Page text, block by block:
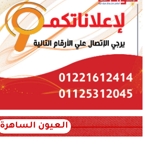
العيون الساهرة